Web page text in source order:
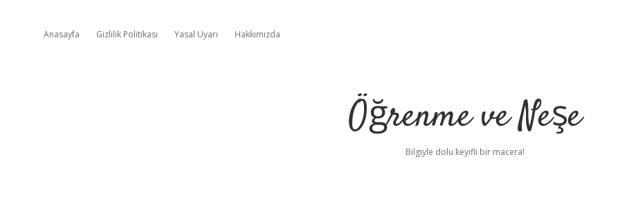
Anasayfa Gizlilik Politikası Yasal Uyarı Hakkımızda
Öğrenme ve Neşe
Bilgiyle dolu keyifli bir macera!